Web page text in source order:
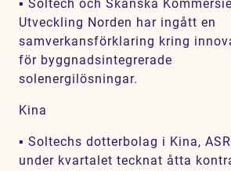
▪ Soltech och Skanska
Utveckling Norden har ingått en
samverkansförklaring kring
för byggnadsintegrerade
solenergilösningar.
Kina
▪ Soltechs dotterbolag i Kina,
under kvartalet tecknat åtta